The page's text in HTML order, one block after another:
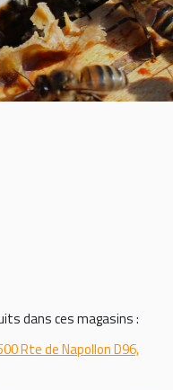
dans ces magasins :
Rte de Napollon D96,